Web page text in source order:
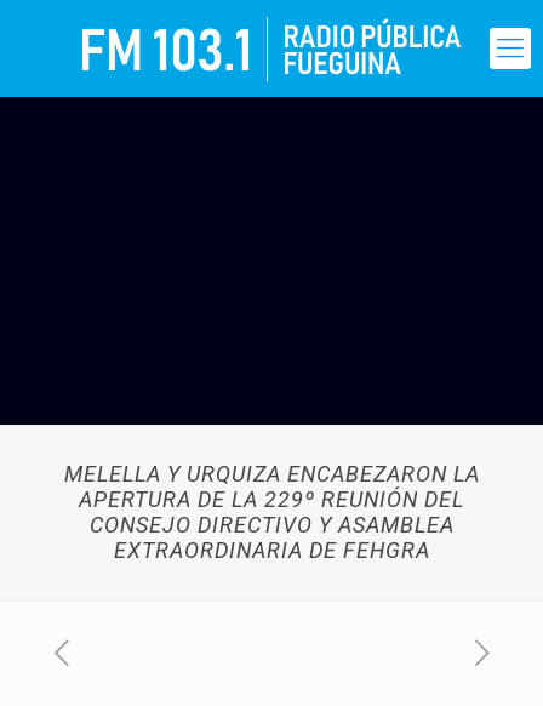
MELELLA Y URQUIZA ENCABEZARON LA
APERTURA DE LA 229º REUNIÓN DEL
CONSEJO DIRECTIVO Y ASAMBLEA
EXTRAORDINARIA DE FEHGRA